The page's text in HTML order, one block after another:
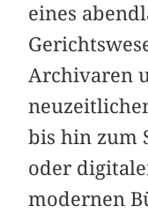
eines
Archivaren
bis hin zum
oder
modernen